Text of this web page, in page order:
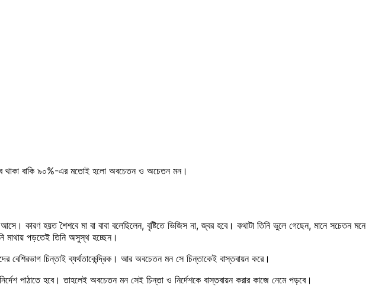
থাকা বাকি ৯০%-এর মতোই হলো অবচেতন ও অচেতন মন।
কারণ হয়ত শৈশবে মা বা বাবা বলেছিলেন, বৃষ্টিতে ভিজিস না, জ্বর হবে। কথাটা তিনি ভুলে গেছেন, মানে সচেতন মনে
মাথায় পড়তেই তিনি অসুস্থ হচ্ছেন।
চিন্তাই ব্যর্থতাকেন্দ্রিক। আর অবচেতন মন সে চিন্তাকেই বাস্তবায়ন করে।
পাঠাতে হবে। তাহলেই অবচেতন মন সেই চিন্তা ও নির্দেশকে বাস্তবায়ন করার কাজে নেমে পড়বে।